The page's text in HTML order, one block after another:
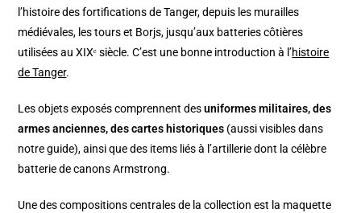
l’histoire des fortifications de Tanger, depuis les murailles
médiévales, les tours et Borjs, jusqu’aux batteries côtières
utilisées au XIXᵉ siècle. C’est une bonne introduction à l’histoire
de Tanger.
Les objets exposés comprennent desuniformes militaires, des
armes anciennes, des cartes historiques (aussi visibles dans
notre guide), ainsi que des items liés à l’artillerie dont la célèbre
batterie de canons Armstrong.
Une des compositions centrales de la collection est la maquette